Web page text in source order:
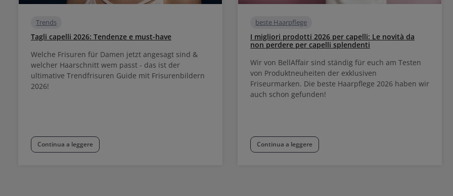
Trends
Tagli capelli 2026: Tendenze e must-have
Welche Frisuren für Damen jetzt angesagt sind &
welcher Haarschnitt wem passt - das ist der
ultimative Trendfrisuren Guide mit Frisurenbildern
2026!
Continua a leggere
beste Haarpflege
I migliori prodotti 2026 per capelli: Le novità da
non perdere per capelli splendenti
Wir von BellAffair sind ständig für euch am Testen
von Produktneuheiten der exklusiven
Friseurmarken. Die beste Haarpflege 2026 haben wir
auch schon gefunden!
Continua a leggere